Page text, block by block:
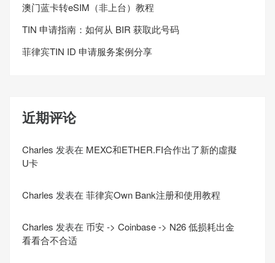
澳门蓝卡转eSIM（非上台）教程
TIN 申请指南：如何从 BIR 获取此号码
菲律宾TIN ID 申请服务案例分享
近期评论
Charles 发表在 MEXC和ETHER.FI合作出了新的虛擬
U卡
Charles 发表在 菲律宾Own Bank注册和使用教程
Charles 发表在 币安 -> Coinbase -> N26 低损耗出金
看看合不合适